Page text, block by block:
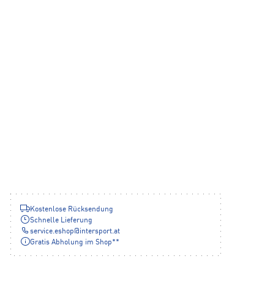
Kostenlose Rücksendung
Schnelle Lieferung
service.eshop@ intersport.at
Gratis Abholung im Shop**